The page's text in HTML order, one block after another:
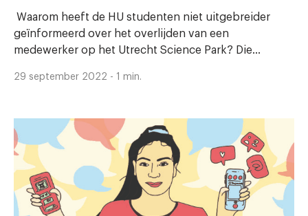
Waarom heeft de HU studenten niet uitgebreider
geïnformeerd over het overlijden van een
medewerker op het Utrecht Science Park? Die...
29 september 2022 - 1 min.